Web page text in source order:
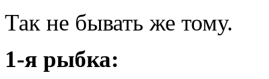
Так не бывать же тому.
1-я рыбка: